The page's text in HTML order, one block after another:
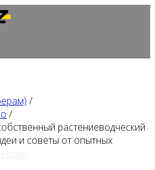
/
/
растениеводческий
и советы от опытных